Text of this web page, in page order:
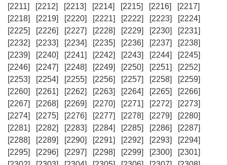
[2211]
[2212] [2213] [2214] [2215] [2216]
[2217]
[2218]
[2219] [2220] [2221] [2222] [2223]
[2224]
[2225]
[2226] [2227] [2228] [2229] [2230]
[2231]
[2232]
[2233] [2234] [2235] [2236] [2237]
[2238]
[2239]
[2240] [2241] [2242] [2243] [2244]
[2245]
[2246]
[2247] [2248] [2249] [2250] [2251]
[2252]
[2253]
[2254] [2255] [2256] [2257] [2258]
[2259]
[2260]
[2261] [2262] [2263] [2264] [2265]
[2266]
[2267]
[2268] [2269] [2270] [2271] [2272]
[2273]
[2274]
[2275] [2276] [2277] [2278] [2279]
[2280]
[2281]
[2282] [2283] [2284] [2285] [2286]
[2287]
[2288]
[2289] [2290] [2291] [2292] [2293]
[2294]
[2295]
[2296] [2297] [2298] [2299] [2300]
[2301]